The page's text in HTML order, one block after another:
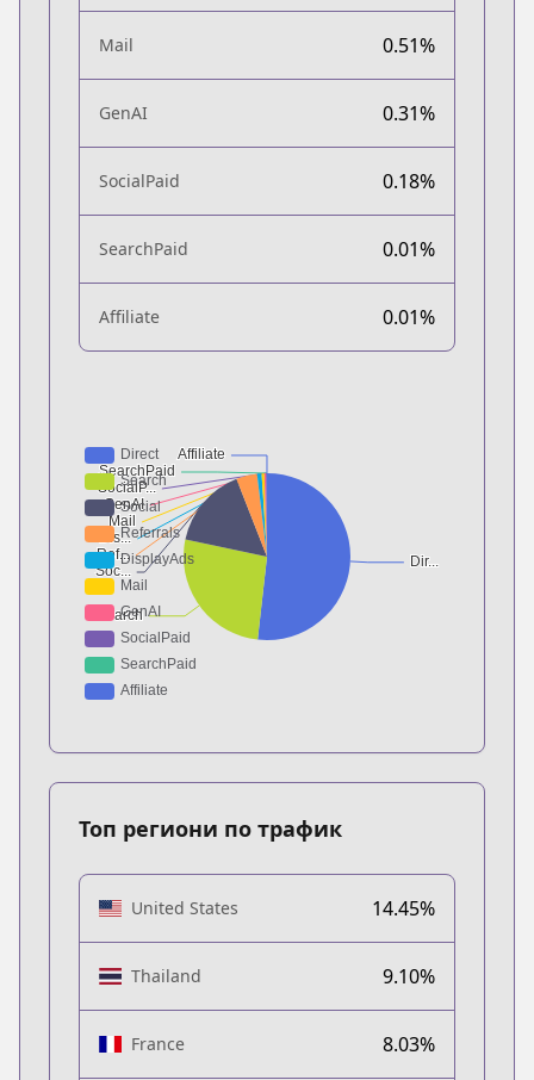
Mail 0.51%
GenAI 0.31%
SocialPaid 0.18%
SearchPaid 0.01%
Affiliate 0.01%
Топ региони по трафик
United States 14.45%
Thailand 9.10%
France 8.03%